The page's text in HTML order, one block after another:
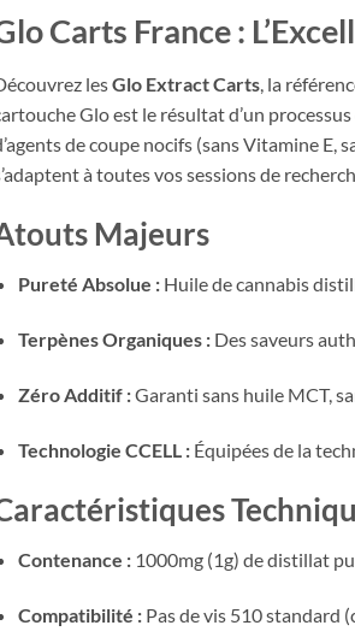
Carts France :
lesGlo Extract Carts, la
Glo est le résultat d’un
de coupe nocifs (sans Vitamine
à toutes vos sessions de
Majeurs
Pureté Absolue :Huile de cannabis
Terpènes Organiques :Des saveurs
Zéro Additif :Garanti sans huile MCT,
Technologie CCELL :Équipées de la
Contenance :1000mg (1g) de distillat
Compatibilité :Pas de vis 510 standard